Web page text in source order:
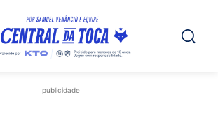
publicidade